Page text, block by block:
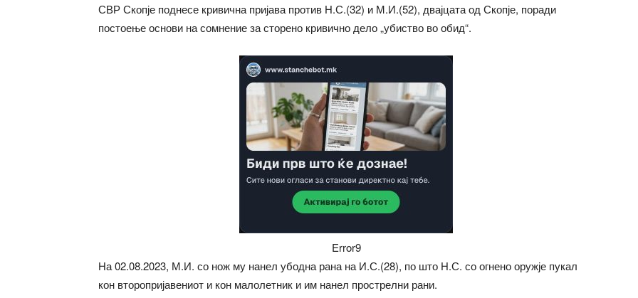
СВР Скопје поднесе кривична пријава против Н.С.(32) и М.И.(52), двајцата од Скопје, поради
постоење основи на сомнение за сторено кривично дело „убиство во обид“.
Error9
На 02.08.2023, М.И. со нож му нанел убодна рана на И.С.(28), по што Н.С. со огнено оружје пукал
кон второпријавениот и кон малолетник и им нанел прострелни рани.